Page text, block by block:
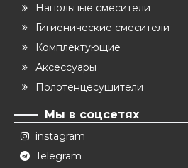
Напольные смесители
Гигиенические смесители
Комплектующие
Аксессуары
Полотенцесушители
Мы в соцсетях
instagram
Telegram